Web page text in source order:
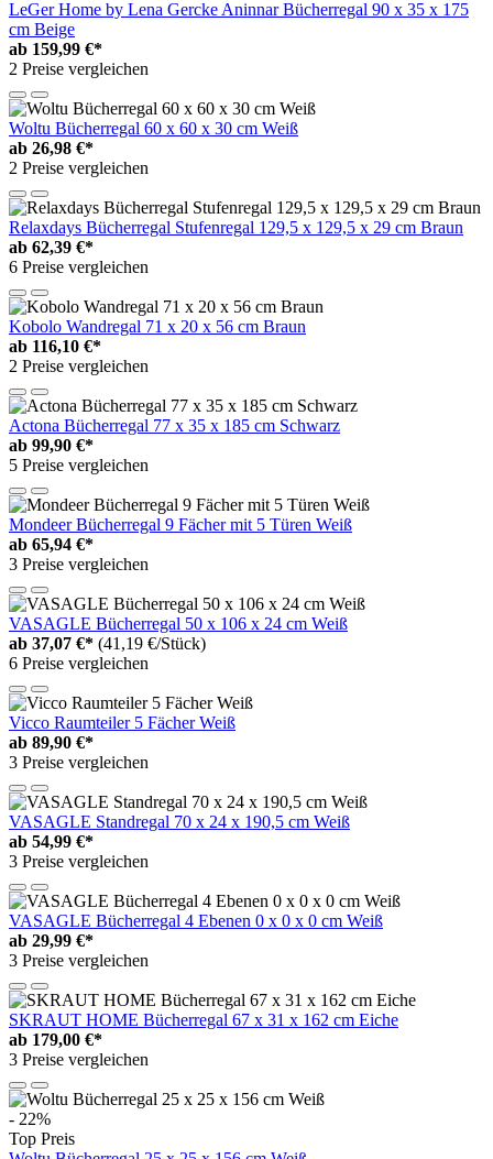
LeGer Home by Lena Gercke Aninnar Bücherregal 90 x 35 x 175
cm Beige
ab 159,99 €*
2 Preise vergleichen
Woltu Bücherregal 60 x 60 x 30 cm Weiß
ab 26,98 €*
2 Preise vergleichen
Relaxdays Bücherregal Stufenregal 129,5 x 129,5 x 29 cm Braun
ab 62,39 €*
6 Preise vergleichen
Kobolo Wandregal 71 x 20 x 56 cm Braun
ab 116,10 €*
2 Preise vergleichen
Actona Bücherregal 77 x 35 x 185 cm Schwarz
ab 99,90 €*
5 Preise vergleichen
Mondeer Bücherregal 9 Fächer mit 5 Türen Weiß
ab 65,94 €*
3 Preise vergleichen
VASAGLE Bücherregal 50 x 106 x 24 cm Weiß
ab 37,07 €* (41,19 €/Stück)
6 Preise vergleichen
Vicco Raumteiler 5 Fächer Weiß
ab 89,90 €*
3 Preise vergleichen
VASAGLE Standregal 70 x 24 x 190,5 cm Weiß
ab 54,99 €*
3 Preise vergleichen
VASAGLE Bücherregal 4 Ebenen 0 x 0 x 0 cm Weiß
ab 29,99 €*
3 Preise vergleichen
SKRAUT HOME Bücherregal 67 x 31 x 162 cm Eiche
ab 179,00 €*
3 Preise vergleichen
- 22%
Top Preis